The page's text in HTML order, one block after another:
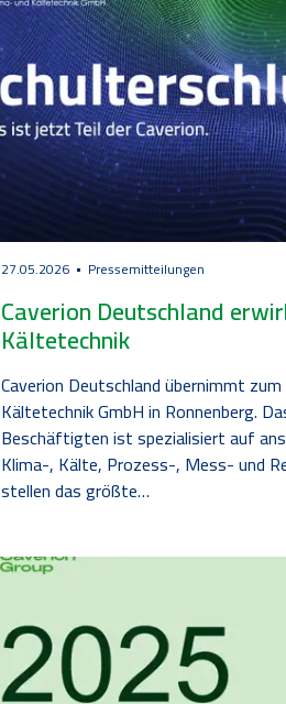
27.05.2026 Pressemitteilungen
Caverion Deutschland
Kältetechnik
Caverion Deutschland übernimmt
Kältetechnik GmbH in Ronnenberg.
Beschäftigten ist spezialisiert auf
Klima-, Kälte, Prozess-, Mess- und
stellen das größte…